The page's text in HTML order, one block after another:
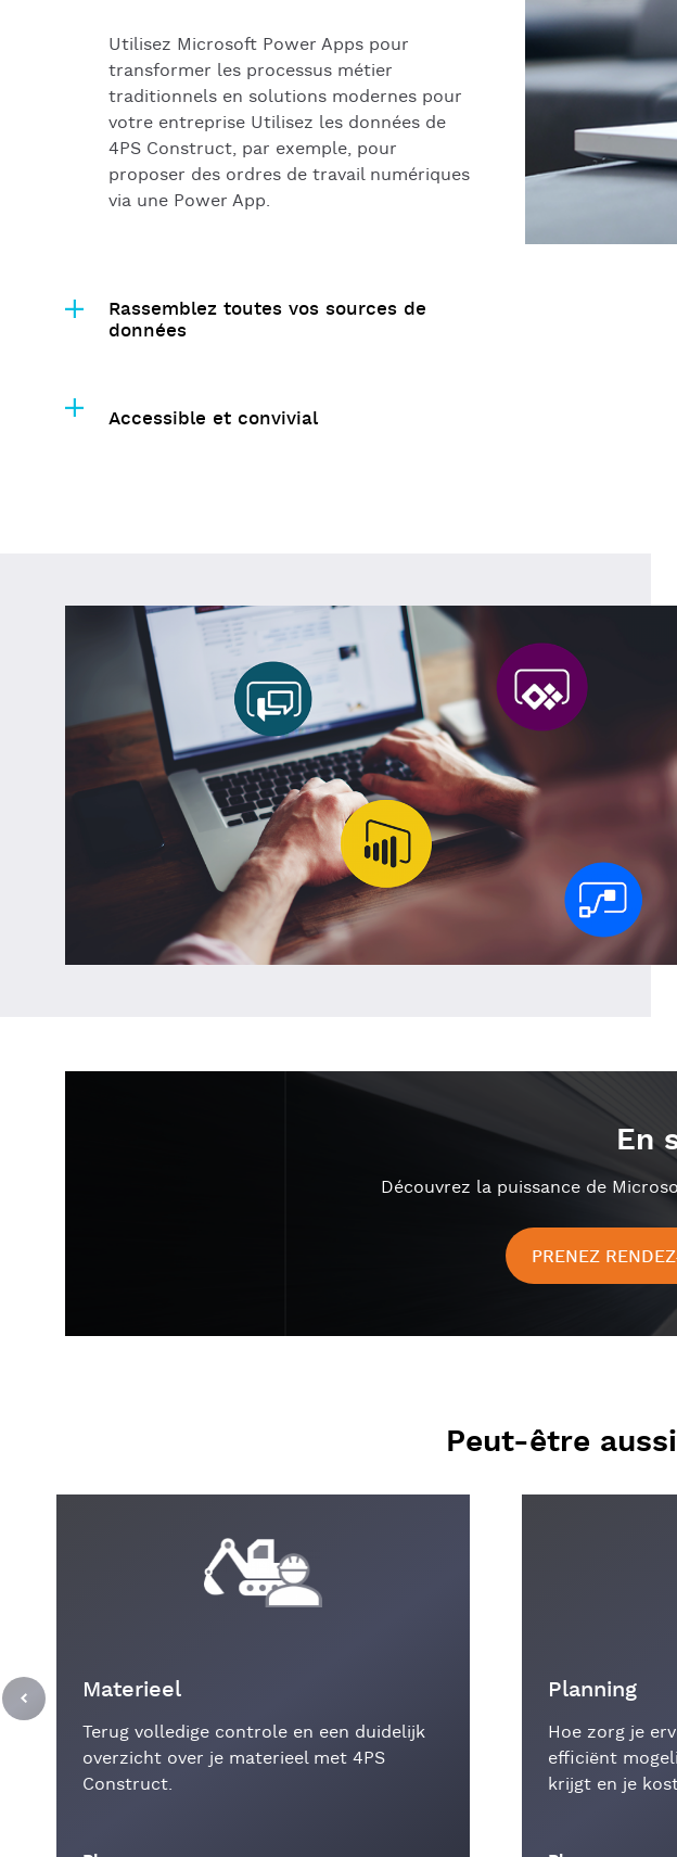
Utilisez Microsoft Power Apps pour
transformer les processus métier
traditionnels en solutions modernes pour
votre entreprise Utilisez les données de
4PS Construct, par exemple, pour
proposer des ordres de travail numériques
via une Power App.
Rassemblez toutes vos sources de
données
Accessible et convivial
En
Découvrez la puissance de
PRENEZ
Peut-être
Materieel
Terug volledige controle en een duidelijk
overzicht over je materieel met 4PS
Construct.
Planning
Hoe zorg je
efficiënt
krijgt en je